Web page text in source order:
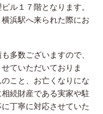
ル１７階となります。
浜駅へ来られた際にお
多数ございますので、
ていただいておりま
こと、お亡くなりにな
続財産である実家や駐
丁寧に対応させていた